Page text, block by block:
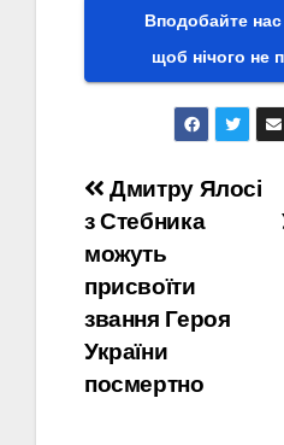
Вподобайте нас
щоб нічого не
Навігація
записів
Дмитру Ялосі
з Стебника
можуть
присвоїти
звання Героя
України
посмертно